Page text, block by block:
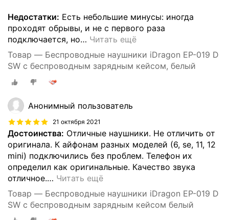
Недостатки: Есть небольшие минусы: иногда
проходят обрывы, и не с первого раза
подключается, но… Читать ещё
Товар — Беспроводные наушники iDragon EP-019 D
SW с беспроводным зарядным кейсом, белый
Анонимный пользователь
21 октября 2021
Достоинства: Отличные наушники. Не отличить от
оригинала. К айфонам разных моделей (6, se, 11, 12
mini) подключились без проблем. Телефон их
определил как оригинальные. Качество звука
отличное.… Читать ещё
Товар — Беспроводные наушники iDragon EP-019 D
SW с беспроводным зарядным кейсом белый